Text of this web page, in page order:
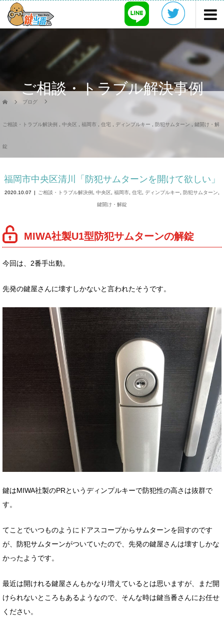
ご相談・トラブル解決事例
ブログ
ご相談・トラブル解決例 中央区 福岡市 住宅 ディンプルキー 防犯サムターン 鍵開け・解
錠
福岡市中央区清川「防犯サムターンを開けて欲しい」
2020.10.07 ご相談・トラブル解決例 中央区 福岡市 住宅 ディンプルキー 防犯サムターン
鍵開け・解錠
MIWA社製U1型防犯サムターンの解錠
今回は、2番手出動。
先発の鍵屋さんに壊すしかないと言われたそうです。
鍵はMIWA社製のPRというディンプルキーで防犯性の高さは抜群で
す。
てことでいつものようにドアスコープからサムターンを回すのです
が、防犯サムターンがついていたので、先発の鍵屋さんは壊すしかな
かったようです。
最近は開けれる鍵屋さんもかなり増えているとは思いますが、まだ開
けられないところもあるようなので、そんな時は鍵当番さんにお任せ
ください。